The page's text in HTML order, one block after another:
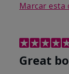
Marcar esta
Great